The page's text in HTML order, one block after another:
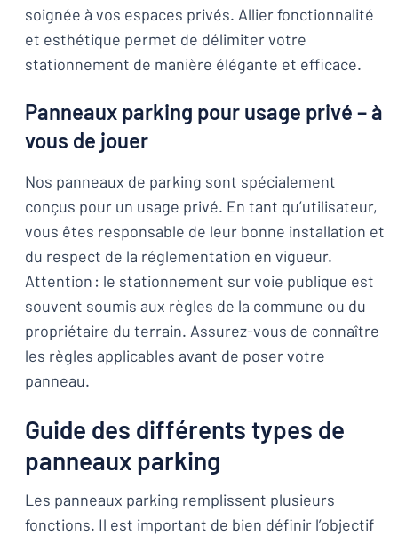
soignée à vos espaces privés. Allier fonctionnalité
et esthétique permet de délimiter votre
stationnement de manière élégante et efficace.
Panneaux parking pour usage privé – à
vous de jouer
Nos panneaux de parking sont spécialement
conçus pour un usage privé. En tant qu’utilisateur,
vous êtes responsable de leur bonne installation et
du respect de la réglementation en vigueur.
Attention : le stationnement sur voie publique est
souvent soumis aux règles de la commune ou du
propriétaire du terrain. Assurez-vous de connaître
les règles applicables avant de poser votre
panneau.
Guide des différents types de
panneaux parking
Les panneaux parking remplissent plusieurs
fonctions. Il est important de bien définir l’objectif